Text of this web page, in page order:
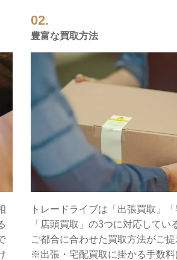
02.
豊富な買取方法
トレードライブは「出張買取」「
「店頭買取」の3つに対応してい
ご都合に合わせた買取方法がご提
※出張・宅配買取に掛かる手数料